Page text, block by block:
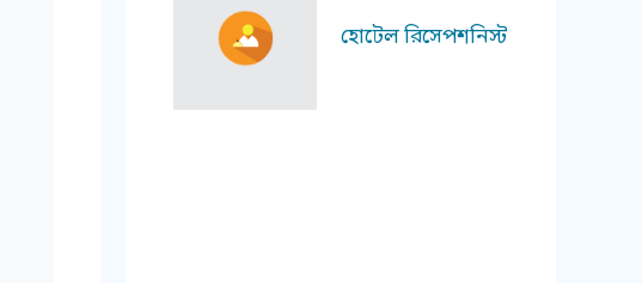
হোটেল রিসেপশনিস্ট